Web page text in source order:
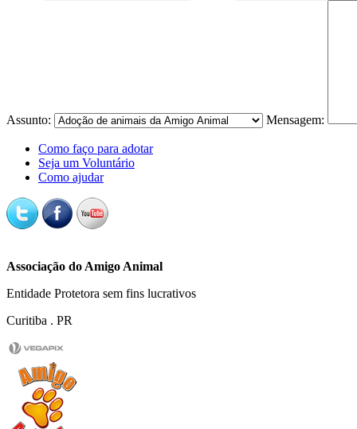
Assunto: Mensagem:
Como faço para adotar
Seja um Voluntário
Como ajudar
Associação do Amigo Animal
Entidade Protetora sem fins lucrativos
Curitiba . PR